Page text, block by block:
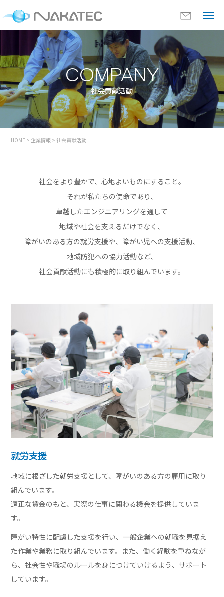
COMPANY
社会貢献活動
HOME >企業情報 > 社会貢献活動
社会をより豊かで、 心地よいものにすること。
それが私たちの使命であり、
卓越したエンジニアリングを通して
地域や社会を支えるだけでなく、
障がいのある方の就労支援や、 障がい児への支援活動、
地域防犯への協力活動など、
社会貢献活動にも積極的に取り組んでいます。
就労支援
地域に根ざした就労支援として、障がいのある方の雇用に取り
組んでいます。
適正な賃金のもと、実際の仕事に関わる機会を提供していま
す。
障がい特性に配慮した支援を行い、一般企業への就職を見据え
た作業や業務に取り組んでいます。また、働く経験を重ねなが
ら、社会性や職場のルールを身につけていけるよう、サポート
しています。